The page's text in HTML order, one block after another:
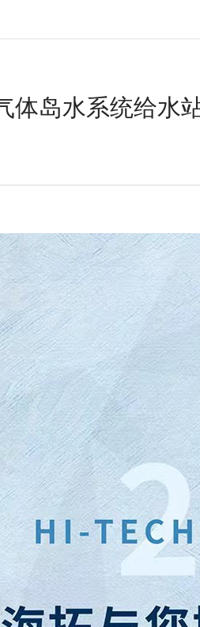
体岛水系统给水